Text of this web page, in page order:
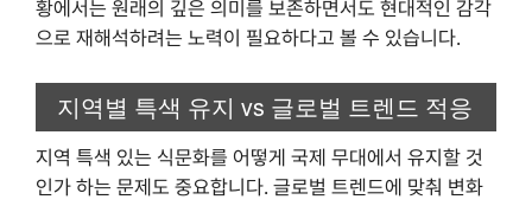
황에서는 원래의 깊은 의미를 보존하면서도 현대적인 감각
으로 재해석하려는 노력이 필요하다고 볼 수 있습니다.
지역별 특색 유지 vs 글로벌 트렌드 적응
지역 특색 있는 식문화를 어떻게 국제 무대에서 유지할 것
인가 하는 문제도 중요합니다. 글로벌 트렌드에 맞춰 변화